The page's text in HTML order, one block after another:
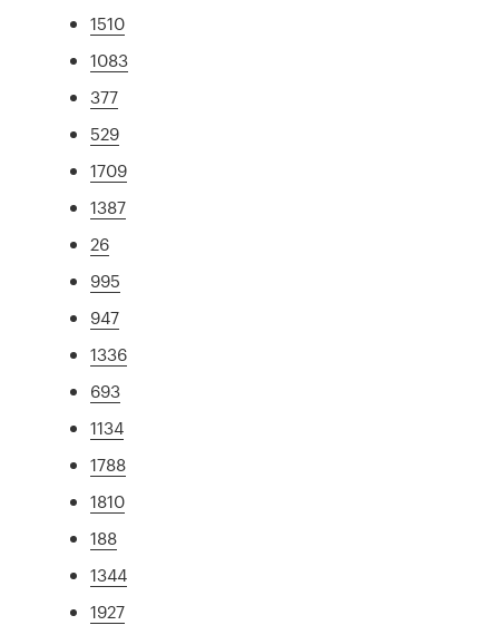
1510
1083
377
529
1709
1387
26
995
947
1336
693
1134
1788
1810
188
1344
1927